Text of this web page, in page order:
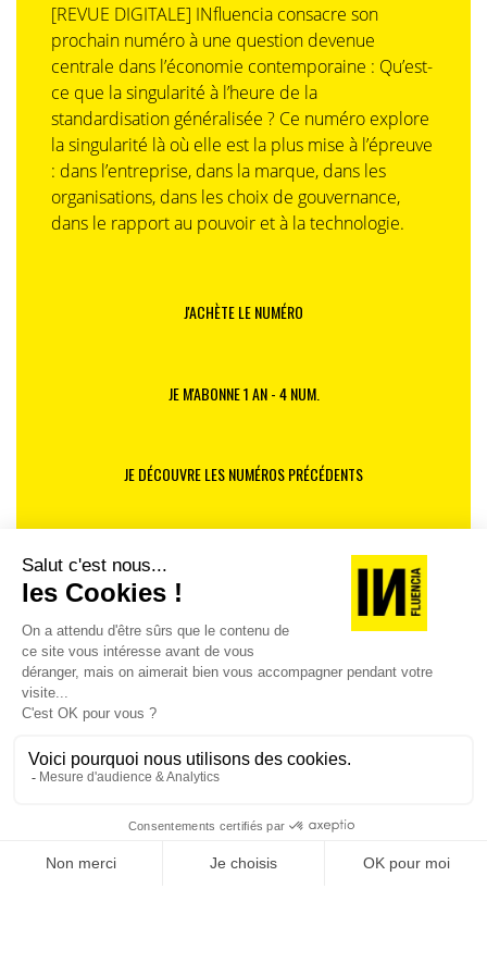
[REVUE DIGITALE] INfluencia consacre son
prochain numéro à une question devenue
centrale dans l’économie contemporaine : Qu’est-
ce que la singularité à l’heure de la
standardisation généralisée ? Ce numéro explore
la singularité là où elle est la plus mise à l’épreuve
: dans l’entreprise, dans la marque, dans les
organisations, dans les choix de gouvernance,
dans le rapport au pouvoir et à la technologie.
J'ACHÈTE LE NUMÉRO
JE M'ABONNE 1 AN - 4 NUM.
JE DÉCOUVRE LES NUMÉROS PRÉCÉDENTS